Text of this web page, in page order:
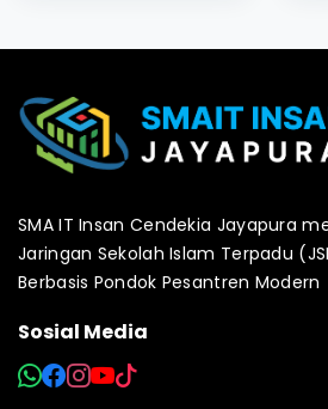
SMA IT Insan Cendekia Jayapura
Jaringan Sekolah Islam Terpadu
Berbasis Pondok Pesantren Modern
Sosial Media